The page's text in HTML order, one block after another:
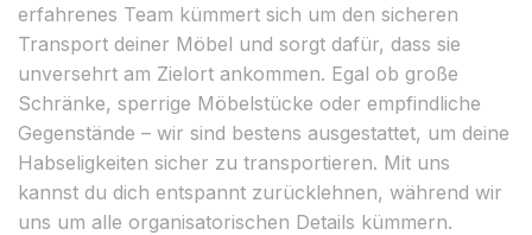
erfahrenes Team kümmert sich um den sicheren
Transport deiner Möbel und sorgt dafür, dass sie
unversehrt am Zielort ankommen. Egal ob große
Schränke, sperrige Möbelstücke oder empfindliche
Gegenstände – wir sind bestens ausgestattet, um deine
Habseligkeiten sicher zu transportieren. Mit uns
kannst du dich entspannt zurücklehnen, während wir
uns um alle organisatorischen Details kümmern.